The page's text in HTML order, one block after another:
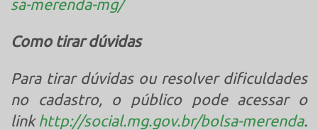
sa-merenda-mg/
Como tirar dúvidas
Para tirar dúvidas ou resolver dificuldades
no cadastro, o público pode acessar o
link http://social.mg.gov.br/bolsa-merenda.